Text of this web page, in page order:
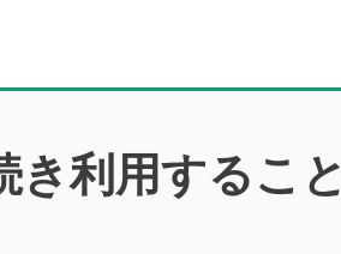
き利用すること